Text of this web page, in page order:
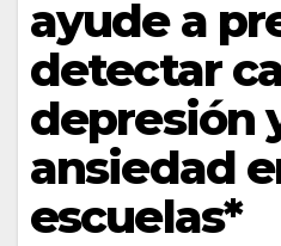
ayude a
detectar
depresión
ansiedad
escuelas*